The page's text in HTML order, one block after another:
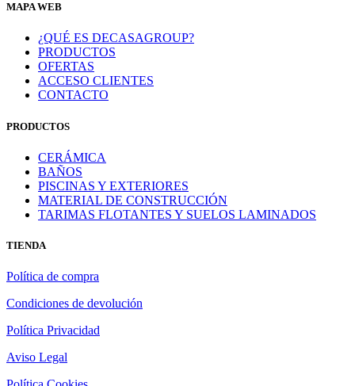
MAPA WEB
¿QUÉ ES DECASAGROUP?
PRODUCTOS
OFERTAS
ACCESO CLIENTES
CONTACTO
PRODUCTOS
CERÁMICA
BAÑOS
PISCINAS Y EXTERIORES
MATERIAL DE CONSTRUCCIÓN
TARIMAS FLOTANTES Y SUELOS LAMINADOS
TIENDA
Política de compra
Condiciones de devolución
Política Privacidad
Aviso Legal